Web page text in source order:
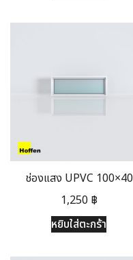
ช่องแสง UPVC 100×40
1,250 ฿
หยิบใส่ตะกร้า